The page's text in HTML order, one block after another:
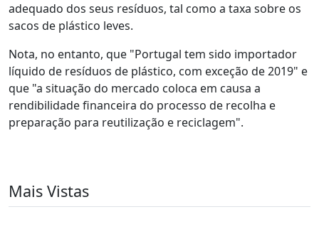
adequado dos seus resíduos, tal como a taxa sobre os
sacos de plástico leves.
Nota, no entanto, que "Portugal tem sido importador
líquido de resíduos de plástico, com exceção de 2019" e
que "a situação do mercado coloca em causa a
rendibilidade financeira do processo de recolha e
preparação para reutilização e reciclagem".
Mais Vistas